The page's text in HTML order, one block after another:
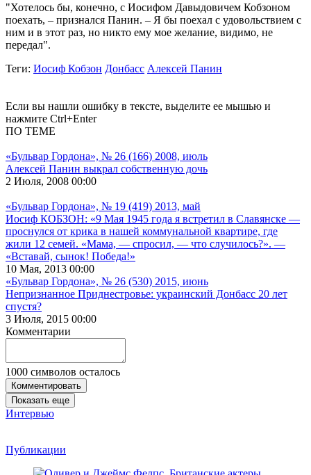
"Хотелось бы, конечно, с Иосифом Давыдовичем Кобзоном
поехать, – признался Панин. – Я бы поехал с удовольствием с
ним и в этот раз, но никто ему мое желание, видимо, не
передал".
Теги: Иосиф Кобзон Донбасс Алексей Панин
Если вы нашли ошибку в тексте, выделите ее мышью и
нажмите Ctrl+Enter
ПО ТЕМЕ
«Бульвар Гордона», № 26 (166) 2008, июль
Алексей Панин выкрал собственную дочь
2 Июля, 2008 00:00
«Бульвар Гордона», № 19 (419) 2013, май
Иосиф КОБЗОН: «9 Мая 1945 года я встретил в Славянске —
проснулся от крика в нашей коммунальной квартире, где
жили 12 семей. «Мама, — спросил, — что случилось?». —
«Вставай, сынок! Победа!»
10 Мая, 2013 00:00
«Бульвар Гордона», № 26 (530) 2015, июнь
Непризнанное Приднестровье: украинский Донбасс 20 лет
спустя?
3 Июля, 2015 00:00
Комментарии
1000 символов осталось
Комментировать
Показать еще
Интервью
Публикации